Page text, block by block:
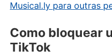
Musical.ly para outras
Como bloquear
TikTok